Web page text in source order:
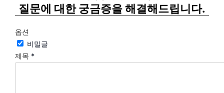
질문에 대한 궁금증을 해결해드립니다.
옵션
비밀글
제목 *